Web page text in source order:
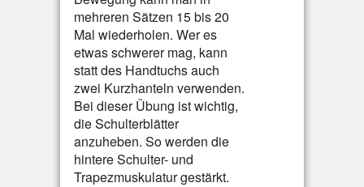
mehreren Sätzen 15 bis 20
Mal wiederholen. Wer es
etwas schwerer mag, kann
statt des Handtuchs auch
zwei Kurzhanteln verwenden.
Bei dieser Übung ist wichtig,
die Schulterblätter
anzuheben. So werden die
hintere Schulter- und
Trapezmuskulatur gestärkt.